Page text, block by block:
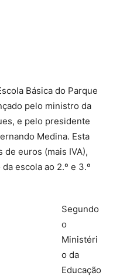
Básica do Parque
pelo ministro da
e pelo presidente
Medina. Esta
euros (mais IVA),
escola ao 2.º e 3.º
Segundo
o
Ministéri
o da
Educação